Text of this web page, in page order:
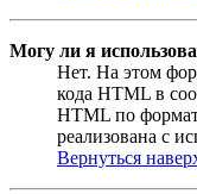
Могу ли я
Нет. На этом
кода HTML в
HTML по
реализована с
Вернуться